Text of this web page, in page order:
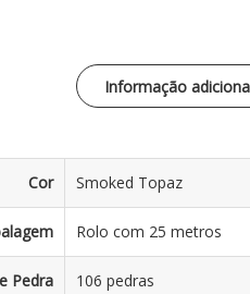
Informação
Cor Smoked Topaz
Rolo com 25 metros
Pedra 106 pedras